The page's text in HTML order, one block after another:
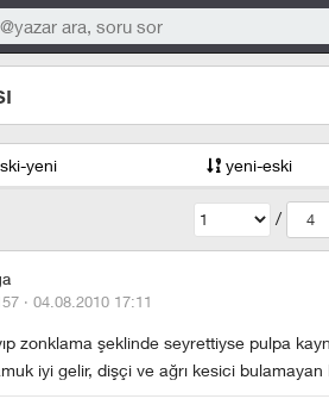
yeni yeni-eski
/ 4
· 04.08.2010 17:11
zonklama şeklinde seyrettiyse pulpa
iyi gelir, dişçi ve ağrı kesici bulamayan